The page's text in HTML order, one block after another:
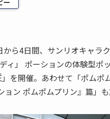
ー
から4日間、サンリオキャラ
ィ」 ポーションの体験型ポ
」を開催。あわせて「ポムポ
ョン ポムポムプリン』篇」も